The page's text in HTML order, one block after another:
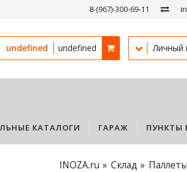
8-(967)-300-69-11
undefined undefined Личный
КАТАЛОГИ ГАРАЖ ПУНКТЫ
INOZA.ru Склад